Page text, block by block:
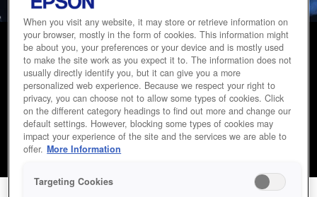
الاتصال بنا
هل لديك سؤال أو تحتاج إلى دعم للمنتج؟ اتصل بفريق خدمة
العملاء لدينا على الرقم +9668008501010 أو تواصل مع
شريك
خدمة معتمدللحصول على مساعدة متخصصة.
When you visit any website, it may store or retrieve information on
your browser, mostly in the form of cookies. This information might
be about you, your preferences or your device and is mostly used
to make the site work as you expect it to. The information does not
usually directly identify you, but it can give you a more
personalized web experience. Because we respect your right to
privacy, you can choose not to allow some types of cookies. Click
on the different category headings to find out more and change our
default settings. However, blocking some types of cookies may
impact your experience of the site and the services we are able to
offer. More Information
Targeting Cookies